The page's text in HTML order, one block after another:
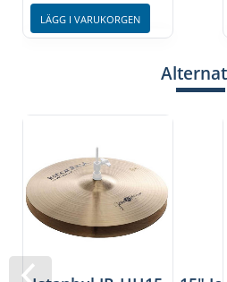
LÄGG I VARUKORGEN